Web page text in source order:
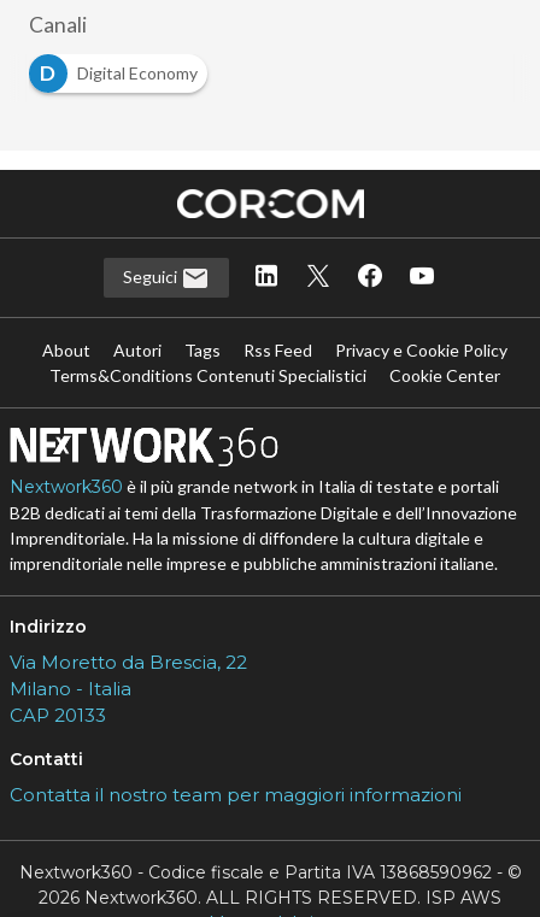
Canali
D
Digital Economy
Seguici
About Autori Tags Rss Feed
Privacy e Cookie Policy
Terms&Conditions Contenuti Specialistici
Cookie Center
Nextwork360 è il più grande network in Italia di testate e portali
B2B dedicati ai temi della Trasformazione Digitale e dell’Innovazione
Imprenditoriale. Ha la missione di diffondere la cultura digitale e
imprenditoriale nelle imprese e pubbliche amministrazioni italiane.
Indirizzo
Via Moretto da Brescia, 22
Milano - Italia
CAP 20133
Contatti
Contatta il nostro team per maggiori informazioni
Nextwork360 - Codice fiscale e Partita IVA 13868590962 - ©
2026 Nextwork360. ALL RIGHTS RESERVED. ISP AWS